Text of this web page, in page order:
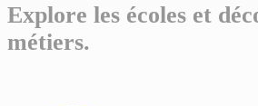
Explore les écoles et
métiers.